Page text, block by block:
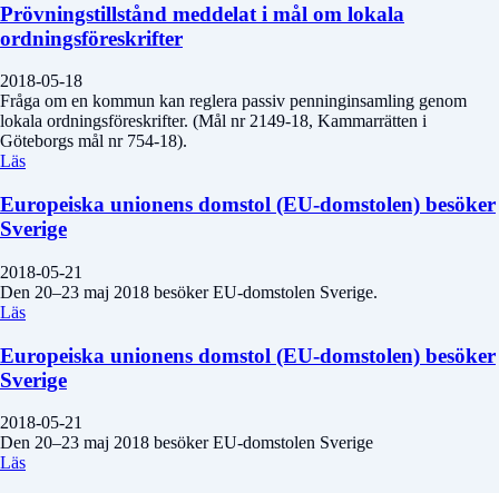
Prövningstillstånd meddelat i mål om lokala
ordningsföreskrifter
2018-05-18
Fråga om en kommun kan reglera passiv penninginsamling genom
lokala ordningsföreskrifter. (Mål nr 2149-18, Kammarrätten i
Göteborgs mål nr 754-18).
Läs
Europeiska unionens domstol (EU-domstolen) besöker
Sverige
2018-05-21
Den 20–23 maj 2018 besöker EU-domstolen Sverige.
Läs
Europeiska unionens domstol (EU-domstolen) besöker
Sverige
2018-05-21
Den 20–23 maj 2018 besöker EU-domstolen Sverige
Läs